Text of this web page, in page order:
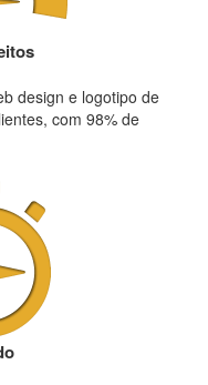
design e logotipo de
com 98% de